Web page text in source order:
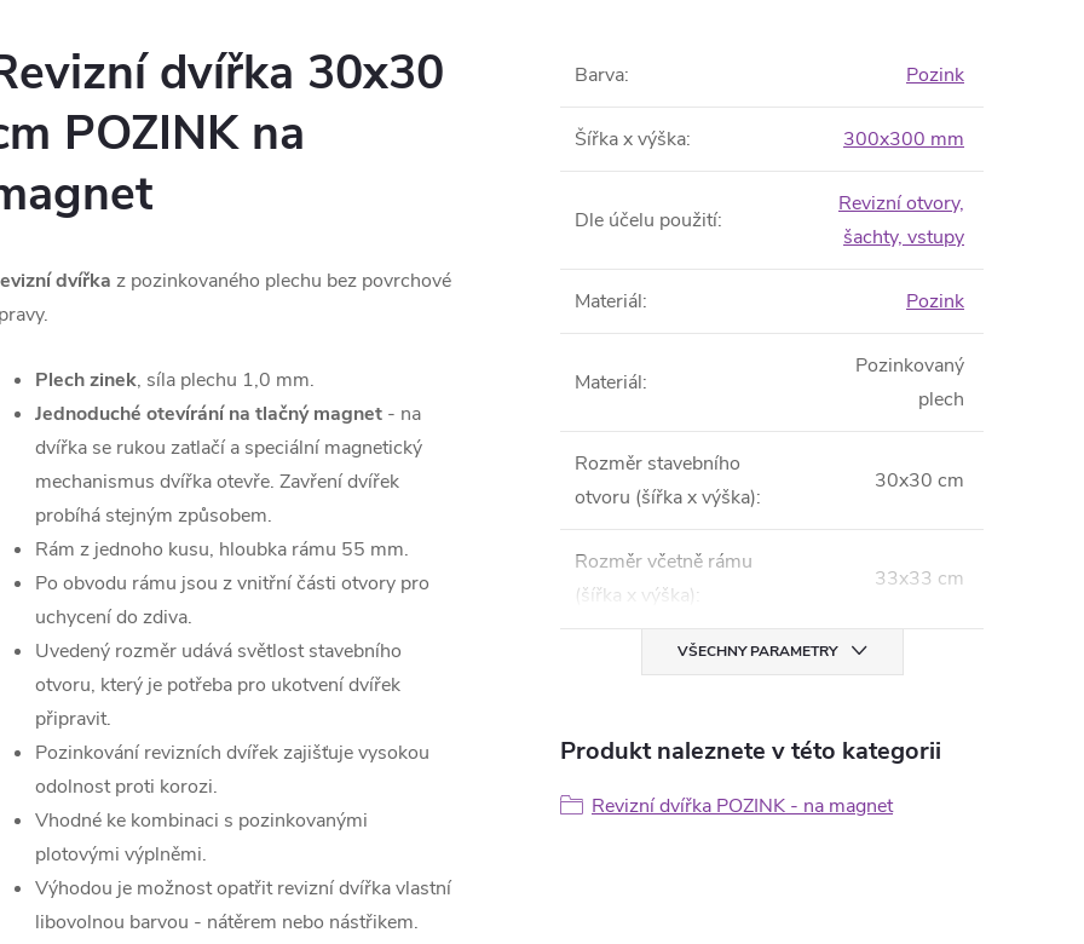
dvířka 30x30
POZINK na
dvířka z pozinkovaného plechu bez povrchové
Plech zinek, síla plechu 1,0 mm.
Jednoduché otevírání na tlačný magnet - na
dvířka se rukou zatlačí a speciální magnetický
mechanismus dvířka otevře. Zavření dvířek
probíhá stejným způsobem.
Rám z jednoho kusu, hloubka rámu 55 mm.
Po obvodu rámu jsou z vnitřní části otvory pro
uchycení do zdiva.
Uvedený rozměr udává světlost stavebního
otvoru, který je potřeba pro ukotvení dvířek
připravit.
Pozinkování revizních dvířek zajišťuje vysokou
odolnost proti korozi.
Vhodné ke kombinaci s pozinkovanými
plotovými výplněmi.
Výhodou je možnost opatřit revizní dvířka vlastní
libovolnou barvou - nátěrem nebo nástřikem.
Barva: Pozink
Šířka x výška: 300x300 mm
Dle účelu použití:
Revizní otvory,
šachty, vstupy
Materiál: Pozink
Materiál:
Pozinkovaný
plech
Rozměr stavebního
otvoru (šířka x výška):
30x30 cm
Rozměr včetně rámu
(šířka x výška):
33x33 cm
VŠECHNY PARAMETRY
Produkt naleznete v této kategorii
Revizní dvířka POZINK - na magnet